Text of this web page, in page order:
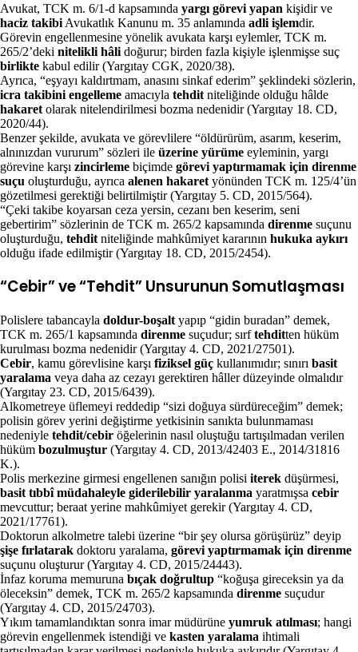
Avukat, TCK m. 6/1-d kapsamında yargı görevi yapan kişidir ve
haciz takibi Avukatlık Kanunu m. 35 anlamında adli işlemdir.
Görevin engellenmesine yönelik avukata karşı eylemler, TCK m.
265/2’deki nitelikli hâli doğurur; birden fazla kişiyle işlenmişse suç
birlikte kabul edilir (Yargıtay CGK, 2020/38).
Ayrıca, “eşyayı kaldırtmam, anasını sinkaf ederim” şeklindeki sözlerin,
icra takibini engelleme amacıyla tehdit niteliğinde olduğu hâlde
hakaret olarak nitelendirilmesi bozma nedenidir (Yargıtay 18. CD,
2020/44).
Benzer şekilde, avukata ve görevlilere “öldürürüm, asarım, keserim,
alnınızdan vururum” sözleri ile üzerine yürüme eyleminin, yargı
görevine karşı zincirleme biçimde görevi yaptırmamak için direnme
suçu oluşturduğu, ayrıca alenen hakaret yönünden TCK m. 125/4’ün
gözetilmesi gerektiği belirtilmiştir (Yargıtay 5. CD, 2015/564).
“Çeki takibe koyarsan ceza yersin, cezanı ben keserim, seni
gebertirim” sözlerinin de TCK m. 265/2 kapsamında direnme suçunu
oluşturduğu, tehdit niteliğinde mahkûmiyet kararının hukuka aykırı
olduğu ifade edilmiştir (Yargıtay 18. CD, 2015/2454).
“Cebir” ve “Tehdit” Unsurunun Somutlaşması
Polislere tabancayla doldur-boşalt yapıp “gidin buradan” demek,
TCK m. 265/1 kapsamında direnme suçudur; sırftehditten hüküm
kurulması bozma nedenidir (Yargıtay 4. CD, 2021/27501).
Cebir, kamu görevlisine karşı fiziksel güç kullanımıdır; sınırı basit
yaralama veya daha az cezayı gerektiren hâller düzeyinde olmalıdır
(Yargıtay 23. CD, 2015/6439).
Alkometreye üflemeyi reddedip “sizi doğuya sürdüreceğim” demek;
polisin görev yerini değiştirme yetkisinin sanıkta bulunmaması
nedeniyle tehdit/cebir öğelerinin nasıl oluştuğu tartışılmadan verilen
hüküm bozulmuştur (Yargıtay 4. CD, 2013/42403 E., 2014/31816
K.).
Polis merkezine girmesi engellenen sanığın polisi iterek düşürmesi,
basit tıbbî müdahaleyle giderilebilir yaralanma yaratmışsa cebir
mevcuttur; beraat yerine mahkûmiyet gerekir (Yargıtay 4. CD,
2021/17761).
Doktorun alkolmetre talebi üzerine “bir şey olursa görüşürüz” deyip
şişe fırlatarak doktoru yaralama, görevi yaptırmamak için direnme
suçunu oluşturur (Yargıtay 4. CD, 2015/24443).
İnfaz koruma memuruna bıçak doğrultup “koğuşa gireceksin ya da
öleceksin” demek, TCK m. 265/2 kapsamında direnme suçudur
(Yargıtay 4. CD, 2015/24703).
Yıkım tamamlandıktan sonra imar müdürüne yumruk atılması; hangi
görevin engellenmek istendiği ve kasten yaralama ihtimali